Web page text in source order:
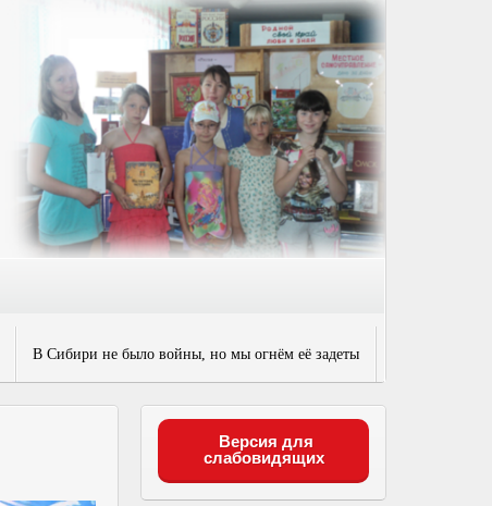
В Сибири не было войны, но мы огнём её задеты
Версия для
слабовидящих